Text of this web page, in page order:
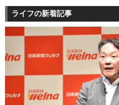
ライフの新着記事